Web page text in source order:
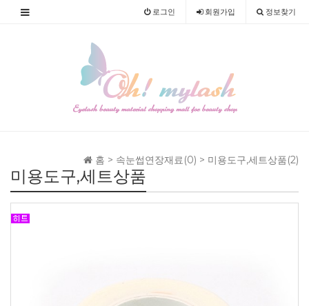
로그인 회원가입 정보찾기
홈 > 속눈썹연장재료(0) > 미용도구,세트상품(2)
미용도구,세트상품